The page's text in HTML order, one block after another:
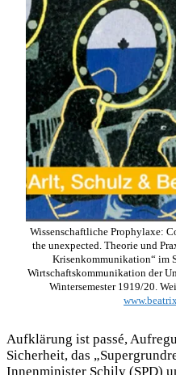
Wissenschaftliche Prophylaxe:
the unexpected. Theorie und
Krisenkommunikation“ im
Wirtschaftskommunikation der
Wintersemester 1919/20.
Aufklärung ist passé,
Sicherheit, das
Innenminister Schily (SPD)